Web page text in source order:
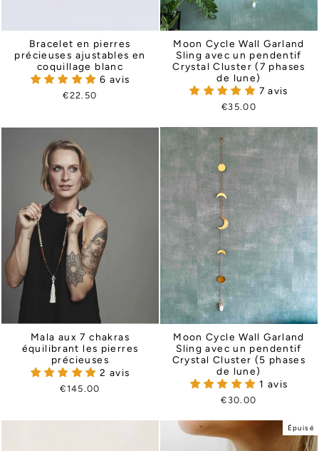
Bracelet en pierres
précieuses ajustables en
coquillage blanc
6 avis
€22.50
Moon Cycle Wall Garland
Sling avec un pendentif
Crystal Cluster (7 phases
de lune)
7 avis
€35.00
Mala aux 7 chakras
équilibrant les pierres
précieuses
2 avis
€145.00
Moon Cycle Wall Garland
Sling avec un pendentif
Crystal Cluster (5 phases
de lune)
1 avis
€30.00
Épuisé